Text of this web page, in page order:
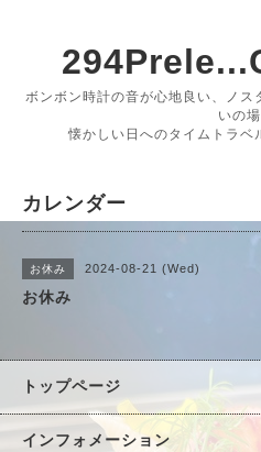
ボンボン時計の音が心地良い、ノス
いの場
懐かしい日へのタイムトラベ
カレンダー
お休み 2024-08-21 (Wed)
お休み
トップページ
インフォメーション